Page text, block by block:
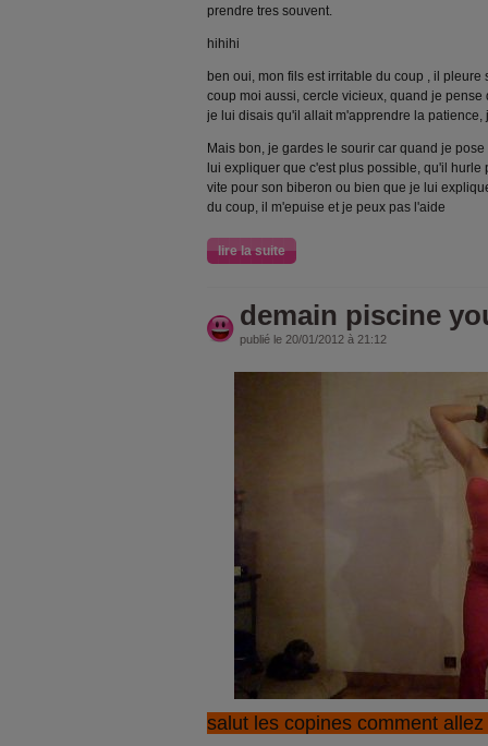
prendre tres souvent.
hihihi
ben oui, mon fils est irritable du coup , il
coup moi aussi, cercle vicieux, quand je
je lui disais qu'il allait m'apprendre la patience,
Mais bon, je gardes le sourir car quand je
lui expliquer que c'est plus possible, qu'il
vite pour son biberon ou bien que je lui
du coup, il m'epuise et je peux pas l'aide
lire la suite
demain piscine
publié le 20/01/2012 à 21:12
salut les copines comment